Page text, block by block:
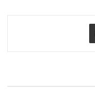
مشاركة عبر البريد